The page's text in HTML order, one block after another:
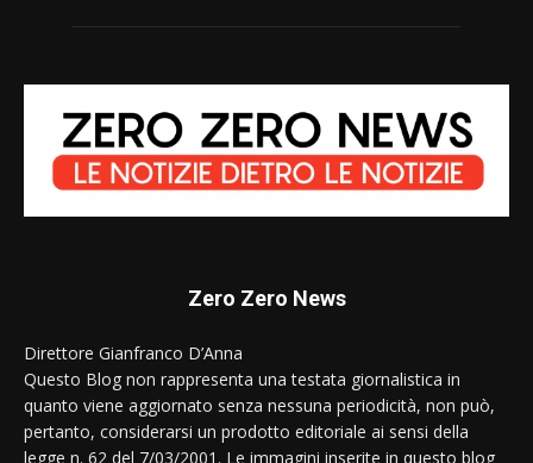
Zero Zero News
Direttore Gianfranco D’Anna
Questo Blog non rappresenta una testata giornalistica in
quanto viene aggiornato senza nessuna periodicità, non può,
pertanto, considerarsi un prodotto editoriale ai sensi della
legge n. 62 del 7/03/2001. Le immagini inserite in questo blog